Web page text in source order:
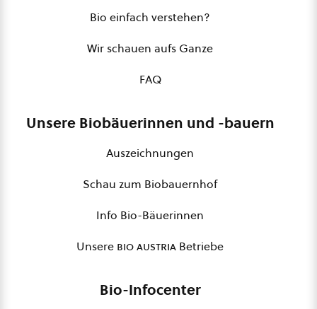
Bio einfach verstehen?
Wir schauen aufs Ganze
FAQ
Unsere Biobäuerinnen und -bauern
Auszeichnungen
Schau zum Biobauernhof
Info Bio-Bäuerinnen
Unsere bio austria Betriebe
Bio-Infocenter